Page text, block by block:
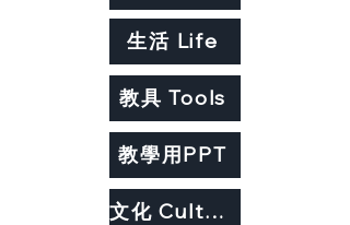
教具 Tools
生活 Life
教學用PPT
文化 Culture